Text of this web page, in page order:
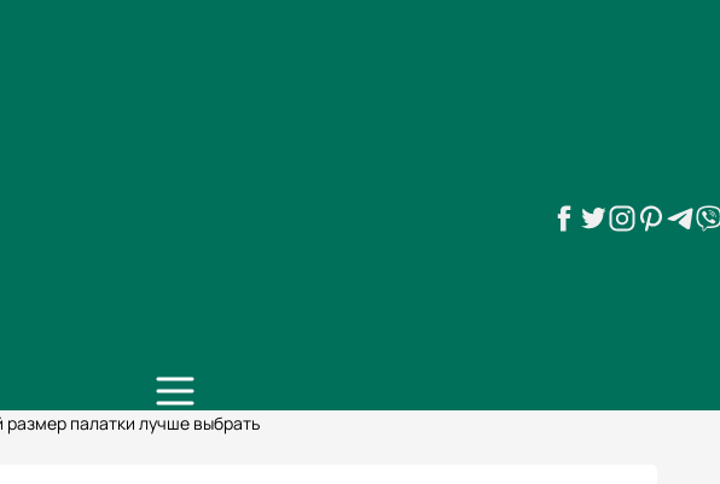
размер палатки лучше выбрать